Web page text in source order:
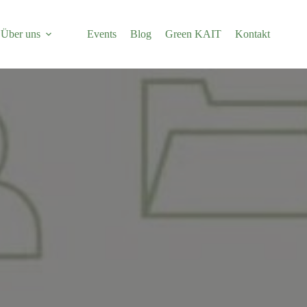
Über uns Events Blog Green KAIT Kontakt